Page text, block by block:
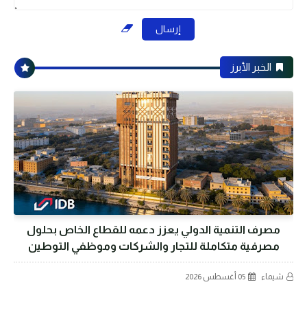
الخبر الأبرز
مصرف التنمية الدولي يعزز دعمه للقطاع الخاص بحلول
مصرفية متكاملة للتجار والشركات وموظفي التوطين
شيماء 05 أغسطس 2026